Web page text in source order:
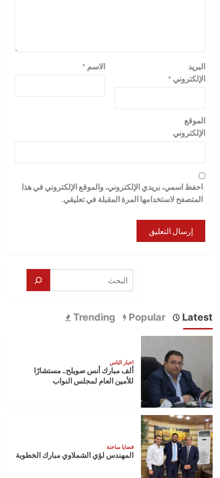
الاسم *
البريد
الإلكتروني *
الموقع
الإلكتروني
احفظ اسمي، بريدي الإلكتروني، والموقع الإلكتروني في هذا
المتصفح لاستخدامها المرة المقبلة في تعليقي.
البحث
Latest
Popular
Trending
اخبار الناس
ألف مبارك أنس صويلح.. مستشارًا
للأمين العام لمجلس النواب
قضايا ساخنة
المهندس لؤي الشملاوي مبارك الخطوبة